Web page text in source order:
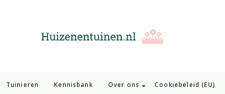
Tuinieren Kennisbank Over ons Cookiebeleid (EU)